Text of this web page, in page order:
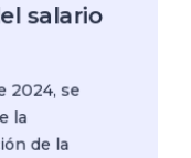
salario
2024, se
la
de la